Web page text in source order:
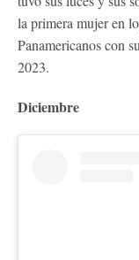
la primera mujer en
Panamericanos con
2023.
Diciembre